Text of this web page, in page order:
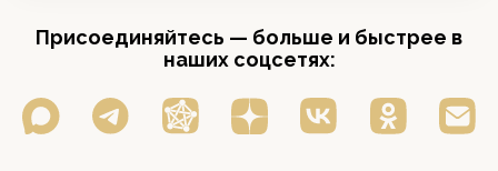
Присоединяйтесь — больше и быстрее в
наших соцсетях: